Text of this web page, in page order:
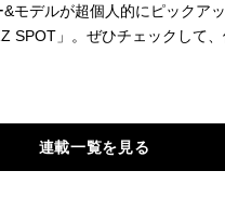
モデルが超個人的にピックア
SPOT」。ぜひチェックして
連載一覧を見る